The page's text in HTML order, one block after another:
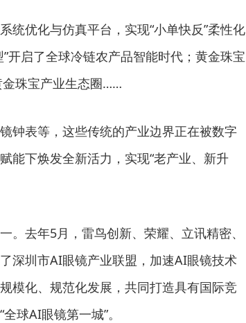
统优化与仿真平台，实现“小单快反”柔性化
开启了全球冷链农产品智能时代；黄金珠宝
金珠宝产业生态圈……
钟表等，这些传统的产业边界正在被数字
能下焕发全新活力，实现“老产业、新升
。去年5月，雷鸟创新、荣耀、立讯精密、
深圳市AI眼镜产业联盟，加速AI眼镜技术
模化、规范化发展，共同打造具有国际竞
球AI眼镜第一城”。